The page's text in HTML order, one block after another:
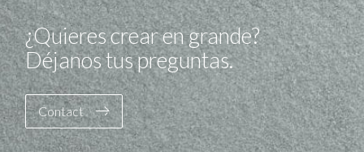
¿Quieres crear en grande?
Déjanos tus preguntas.
Contact